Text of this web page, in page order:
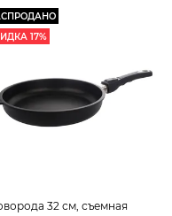
17%
32 см, съемная